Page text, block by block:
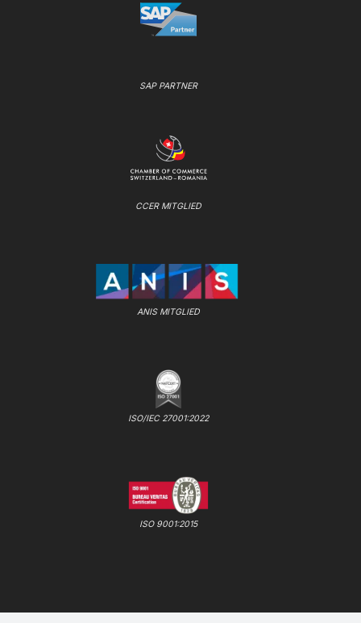
SAP PARTNER
CCER MITGLIED
ANIS MITGLIED
ISO/IEC 27001:2022
ISO 9001:2015